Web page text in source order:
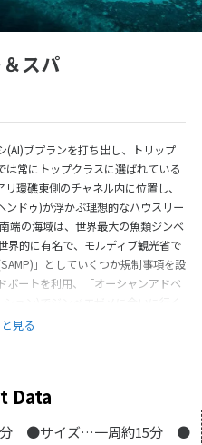
スパ
(AI)ブプランを打ち出し、トリップ
は常にトップクラスに選ばれている
環礁東側のチャネル内に位置し、
ドゥ)が浮かぶ理想的なハウスリー
端の海域は、世界最大の魚類ジンベ
界的に有名で、モルディブ観光省で
」としていくつか規制事項を設
ボートを利用、「オーシャンアドベ
率は高いけれど100%ではないので
お、AIプランには80種にもわたるワ
美味しい料理、オシャレなヴィラ
見る
Data
分 ●サイズ…一周約15分 ●